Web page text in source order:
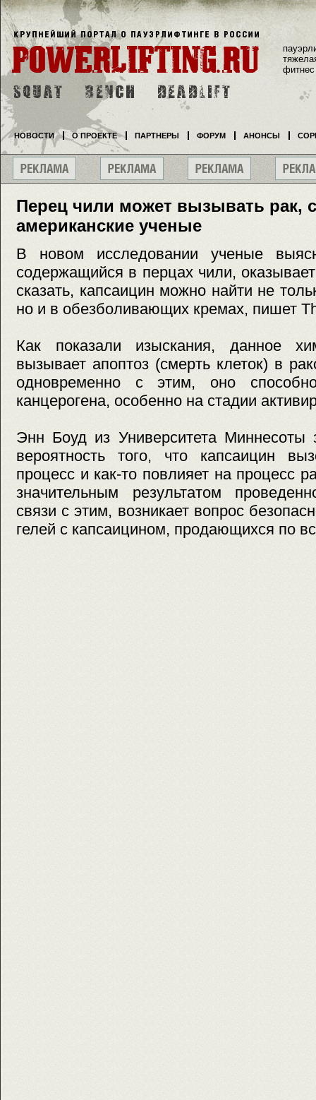
Перец чили может вызывать рак,
американские ученые
В новом исследовании ученые
содержащийся в перцах чили,
сказать, капсаицин можно найти не
но и в обезболивающих кремах, пишет
Как показали изыскания, данное
вызывает апоптоз (смерть клеток) в
одновременно с этим, оно
канцерогена, особенно на стадии
Энн Боуд из Университета Миннесоты
вероятность того, что капсаицин
процесс и как-то повлияет на процесс
значительным результатом
связи с этим, возникает вопрос
гелей с капсаицином, продающихся по
фитнес
НОВОСТИ О ПРОЕКТЕ ПАРТНЕРЫ ФОРУМ АНОНСЫ